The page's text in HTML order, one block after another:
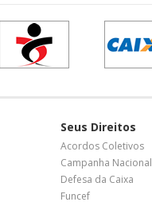
Seus Direitos
Acordos Coletivos
Campanha Nacional
Defesa da Caixa
Funcef